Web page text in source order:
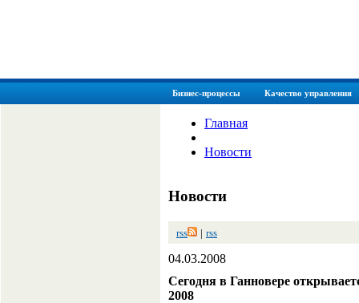
Бизнес-процессы Качество управления
Главная
Новости
Новости
rss | rss
04.03.2008
Сегодня в Ганновере
2008